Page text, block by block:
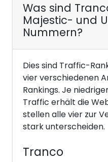
Was sind
Majestic- und
Nummern?
Dies sind Traffic-
vier verschiedenen
Rankings. Je
Traffic erhält die
stellen alle vier zur
stark unterscheiden.
Tranco